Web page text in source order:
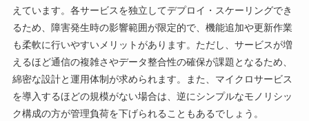
えています。各サービスを独立してデプロイ・スケーリングでき
るため、障害発生時の影響範囲が限定的で、機能追加や更新作業
も柔軟に行いやすいメリットがあります。ただし、サービスが増
えるほど通信の複雑さやデータ整合性の確保が課題となるため、
綿密な設計と運用体制が求められます。また、マイクロサービス
を導入するほどの規模がない場合は、逆にシンプルなモノリシッ
ク構成の方が管理負荷を下げられることもあるでしょう。